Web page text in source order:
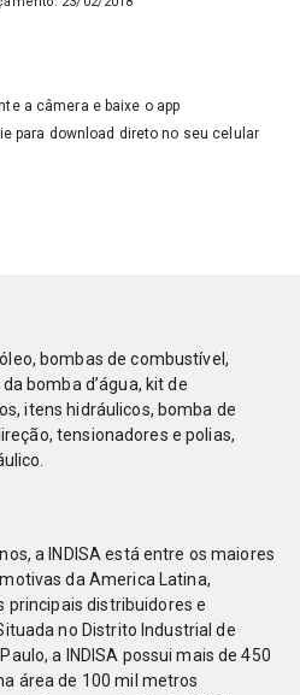
a câmera e baixe o app
para download direto no seu celular
bombas de combustível,
bomba d’água, kit de
itens hidráulicos, bomba de
tensionadores e polias,
a INDISA está entre os maiores
da America Latina,
principais distribuidores e
no Distrito Industrial de
a INDISA possui mais de 450
área de 100 mil metros